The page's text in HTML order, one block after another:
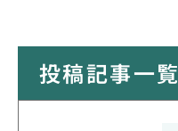
投稿記事一覧